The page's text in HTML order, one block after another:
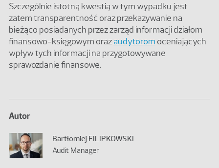
Szczególnie istotną kwestią w tym wypadku jest
zatem transparentność oraz przekazywanie na
bieżąco posiadanych przez zarząd informacji działom
finansowo-księgowym orazaudytorom oceniających
wpływ tych informacji na przygotowywane
sprawozdanie finansowe.
Autor
Bartłomiej FILIPKOWSKI
Audit Manager